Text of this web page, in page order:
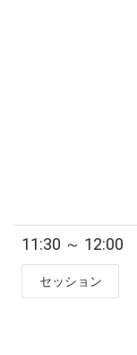
11:30 ～ 12:00
セッション